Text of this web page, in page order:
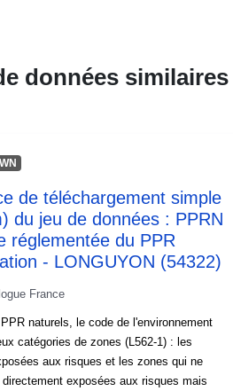
données similaires
de téléchargement simple
du jeu de données : PPRN
réglementée du PPR
- LONGUYON (54322)
France
naturels, le code de l'environnement
catégories de zones (L562-1) : les
aux risques et les zones qui ne
exposées aux risques mais